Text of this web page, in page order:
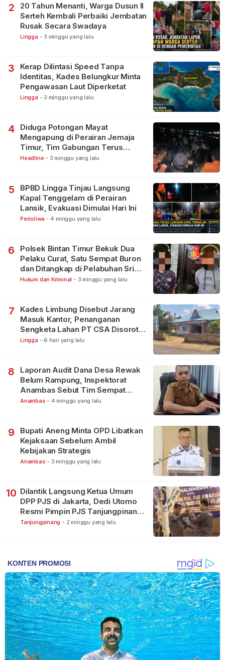
2
20 Tahun Menanti, Warga Dusun II
Serteh Kembali Perbaiki Jembatan
Rusak Secara Swadaya
Lingga - 3 minggu yang lalu
3
Kerap Dilintasi Speed Tanpa
Identitas, Kades Belungkur Minta
Pengawasan Laut Diperketat
Lingga - 3 minggu yang lalu
4
Diduga Potongan Mayat
Mengapung di Perairan Jemaja
Timur, Tim Gabungan Terus
Lakukan Pencarian
Headline - 3 minggu yang lalu
5
BPBD Lingga Tinjau Langsung
Kapal Tenggelam di Perairan
Lansik, Evakuasi Dimulai Hari Ini
Peristiwa - 4 minggu yang lalu
6
Polsek Bintan Timur Bekuk Dua
Pelaku Curat, Satu Sempat Buron
dan Ditangkap di Pelabuhan Sri
Bintan Pura
Hukum dan Kriminal - 3 minggu yang lalu
7
Kades Limbung Disebut Jarang
Masuk Kantor, Penanganan
Sengketa Lahan PT CSA Disorot
Warga
Lingga - 6 hari yang lalu
8
Laporan Audit Dana Desa Rewak
Belum Rampung, Inspektorat
Anambas Sebut Tim Sempat
Terbagi Tangani Kasus Lain
Anambas - 4 minggu yang lalu
9
Bupati Aneng Minta OPD Libatkan
Kejaksaan Sebelum Ambil
Kebijakan Strategis
Anambas - 3 minggu yang lalu
10 Dilantik Langsung Ketua Umum
DPP PJS di Jakarta, Dedi Utomo
Resmi Pimpin PJS Tanjungpinang-
Bintan
Tanjungpinang - 2 minggu yang lalu